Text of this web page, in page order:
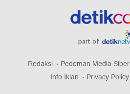
part of
Redaksi Pedoman Media Siber
Info Iklan
Privacy Policy